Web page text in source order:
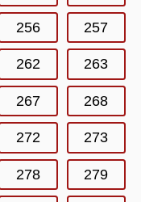
256 257
262 263
267 268
272 273
278 279